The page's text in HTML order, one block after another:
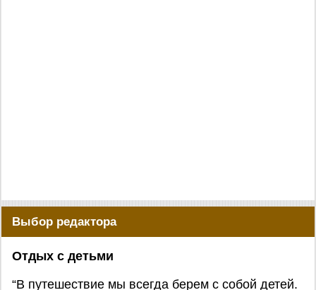
Выбор редактора
Отдых с детьми
“В путешествие мы всегда берем с собой детей.